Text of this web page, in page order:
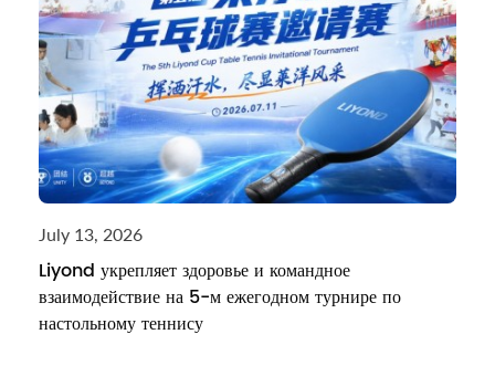
July 13, 2026
Liyond укрепляет здоровье и командное
взаимодействие на 5-м ежегодном турнире по
настольному теннису